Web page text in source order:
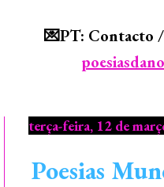
💌PT: Contacto
terça-feira, 12 de
Poesias